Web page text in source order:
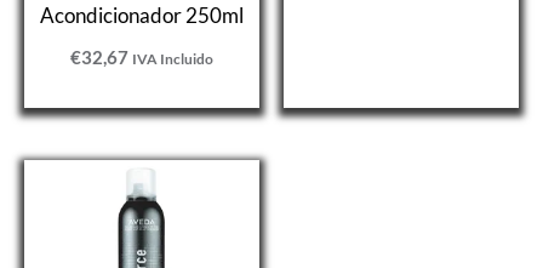
Acondicionador 250ml
€32,67 IVA Incluido